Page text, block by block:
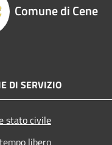
Comune di Cene
DI SERVIZIO
stato civile
libero